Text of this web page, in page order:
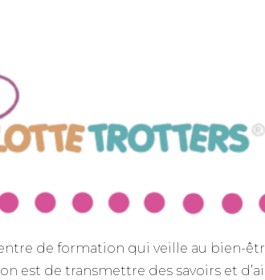
de formation qui veille au bien-
est de transmettre des savoirs et